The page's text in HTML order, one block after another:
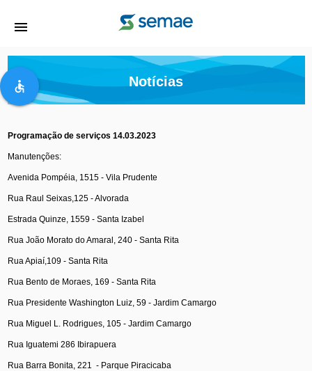
menu
accessible Notícias
Programação de serviços 14.03.2023
Manutenções:
Avenida Pompéia, 1515 - Vila Prudente
Rua Raul Seixas,125 - Alvorada
Estrada Quinze, 1559 - Santa Izabel
Rua João Morato do Amaral, 240 - Santa Rita
Rua Apiaí,109 - Santa Rita
Rua Bento de Moraes, 169 - Santa Rita
Rua Presidente Washington Luiz, 59 - Jardim Camargo
Rua Miguel L. Rodrigues, 105 - Jardim Camargo
Rua Iguatemi 286 Ibirapuera
Rua Barra Bonita, 221 - Parque Piracicaba